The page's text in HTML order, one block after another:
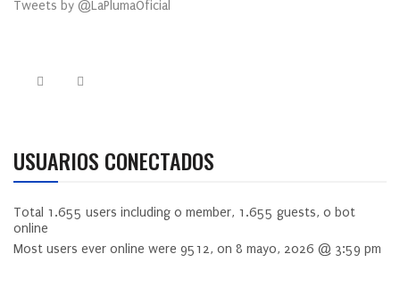
Tweets by @LaPlumaOficial
USUARIOS CONECTADOS
Total 1.655 users including 0 member, 1.655 guests, 0 bot
online
Most users ever online were 9512, on 8 mayo, 2026 @ 3:59 pm